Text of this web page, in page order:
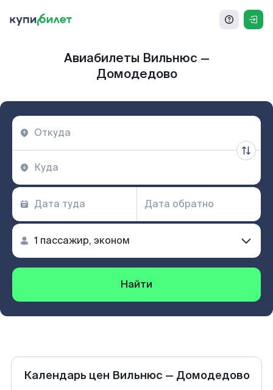
Авиабилеты Вильнюс —
Домодедово
Найти
Календарь цен Вильнюс — Домодедово